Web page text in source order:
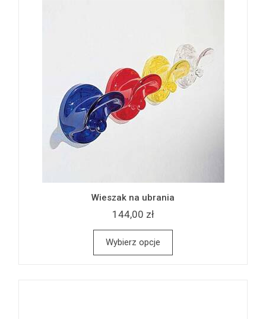
Wieszak na ubrania
144,00 zł
Wybierz opcje